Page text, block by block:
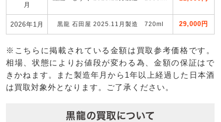
月
2026年1月 黒龍 石田屋 2025.11月製造 720ml 29,000円
※こちらに掲載されている金額は買取参考価格です。
相場、状態によりお値段が変わる為、金額の保証はで
きかねます。また製造年月から1年以上経過した日本酒
は買取対象外となります。ご了承ください。
黒龍の買取について